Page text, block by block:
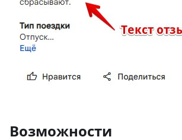
Возможности